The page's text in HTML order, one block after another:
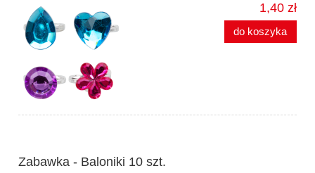
1,40 zł
do koszyka
Zabawka - Baloniki 10 szt.